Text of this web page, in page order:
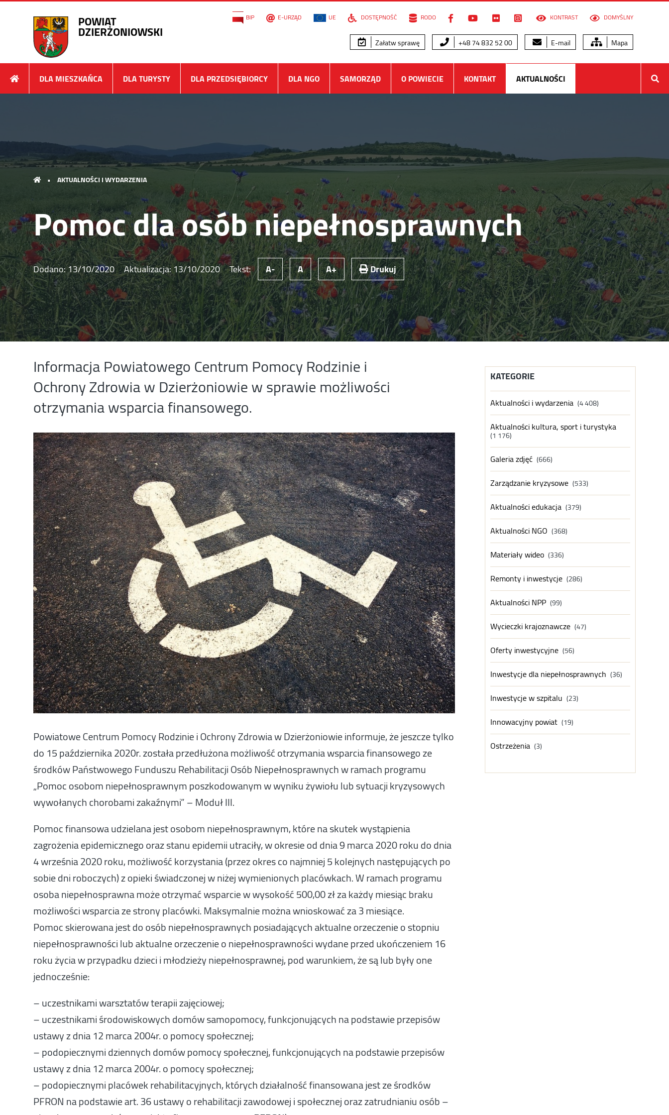
POWIAT
DZIERŻONIOWSKI
BIP E-URZĄD UE DOSTĘPNOŚĆ RODO KONTRAST DOMYŚLNY
Załatw sprawę +48 74 832 52 00 E-mail Mapa
DLA MIESZKAŃCA DLA TURYSTY DLA PRZEDSIĘBIORCY DLA NGO SAMORZĄD O POWIECIE KONTAKT AKTUALNOŚCI
• AKTUALNOŚCI I WYDARZENIA
Pomoc dla osób niepełnosprawnych
Dodano:13/10/2020 Aktualizacja:13/10/2020 Tekst: A- A A+ Drukuj
Informacja Powiatowego Centrum Pomocy Rodzinie i
Ochrony Zdrowia w Dzierżoniowie w sprawie możliwości
otrzymania wsparcia finansowego.
Powiatowe Centrum Pomocy Rodzinie i Ochrony Zdrowia w Dzierżoniowie informuje, że jeszcze tylko
do 15 października 2020r. została przedłużona możliwość otrzymania wsparcia finansowego ze
środków Państwowego Funduszu Rehabilitacji Osób Niepełnosprawnych w ramach programu
„Pomoc osobom niepełnosprawnym poszkodowanym w wyniku żywiołu lub sytuacji kryzysowych
wywołanych chorobami zakaźnymi” – Moduł III.
Pomoc finansowa udzielana jest osobom niepełnosprawnym, które na skutek wystąpienia
zagrożenia epidemicznego oraz stanu epidemii utraciły, w okresie od dnia 9 marca 2020 roku do dnia
4 września 2020 roku, możliwość korzystania (przez okres co najmniej 5 kolejnych następujących po
sobie dni roboczych) z opieki świadczonej w niżej wymienionych placówkach. W ramach programu
osoba niepełnosprawna może otrzymać wsparcie w wysokość 500,00 zł za każdy miesiąc braku
możliwości wsparcia ze strony placówki. Maksymalnie można wnioskować za 3 miesiące.
Pomoc skierowana jest do osób niepełnosprawnych posiadających aktualne orzeczenie o stopniu
niepełnosprawności lub aktualne orzeczenie o niepełnosprawności wydane przed ukończeniem 16
roku życia w przypadku dzieci i młodzieży niepełnosprawnej, pod warunkiem, że są lub były one
jednocześnie:
– uczestnikami warsztatów terapii zajęciowej;
– uczestnikami środowiskowych domów samopomocy, funkcjonujących na podstawie przepisów
ustawy z dnia 12 marca 2004r. o pomocy społecznej;
– podopiecznymi dziennych domów pomocy społecznej, funkcjonujących na podstawie przepisów
ustawy z dnia 12 marca 2004r. o pomocy społecznej;
– podopiecznymi placówek rehabilitacyjnych, których działalność finansowana jest ze środków
PFRON na podstawie art. 36 ustawy o rehabilitacji zawodowej i społecznej oraz zatrudnianiu osób –
KATEGORIE
Aktualności i wydarzenia (4 408)
Aktualności kultura, sport i turystyka
(1 176)
Galeria zdjęć (666)
Zarządzanie kryzysowe (533)
Aktualności edukacja (379)
Aktualności NGO (368)
Materiały wideo (336)
Remonty i inwestycje (286)
Aktualności NPP (99)
Wycieczki krajoznawcze (47)
Oferty inwestycyjne (56)
Inwestycje dla niepełnosprawnych (36)
Inwestycje w szpitalu (23)
Innowacyjny powiat (19)
Ostrzeżenia (3)